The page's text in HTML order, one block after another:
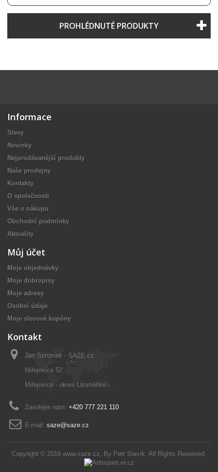
PROHLÉDNUTÉ PRODUKTY
Informace
Slevy
Novinky
Nejprodávanější produkty
Naše prodejny
Kontakty
O společnosti
Vše o nákupu
Obchodní podmínky
Aktuality
Copyright © 2016 www.saze.cz, By Petr Slavík. All Rights Reserved.
Můj účet
Moje objednávky
Moje dobropisy
Moje adresy
Osobní údaje
Moje slevové kupóny
Kontakt
Jan Szromek - SAZE.cz
Miřejovice 52
Miřejovice - okres Litoměřice
Zavolejte nám: +420 777 221 110
E-mail: saze@saze.cz